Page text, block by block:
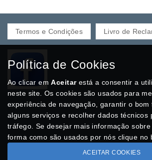
Termos e Condições Livro de
Política de Cookies
Ao clicar emAceitarestá a consentir a
neste site. Os cookies são usados para
experiência de navegação, garantir o bom
alguns serviços e recolher dados técnicos
tráfego. Se desejar mais informação
forma como são usados por nós clique no
ACEITAR COOKIES